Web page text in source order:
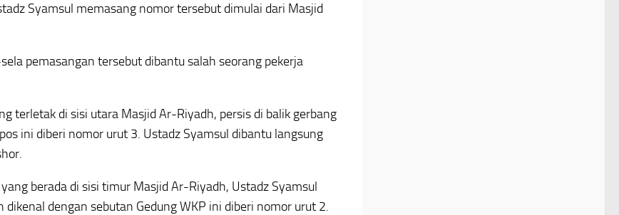
Syamsul memasang nomor tersebut dimulai dari Masjid
pemasangan tersebut dibantu salah seorang pekerja
terletak di sisi utara Masjid Ar-Riyadh, persis di balik gerbang
ini diberi nomor urut 3. Ustadz Syamsul dibantu langsung
berada di sisi timur Masjid Ar-Riyadh, Ustadz Syamsul
dengan sebutan Gedung WKP ini diberi nomor urut 2.